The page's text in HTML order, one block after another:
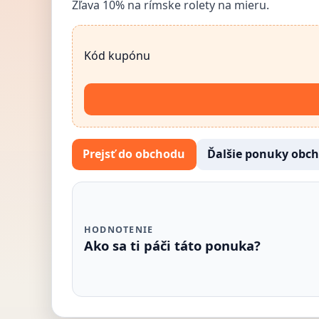
Zľava 10% na rímske rolety na mieru.
Kód kupónu
Prejsť do obchodu Ďalšie ponuky
HODNOTENIE
Ako sa ti páči táto ponuka?